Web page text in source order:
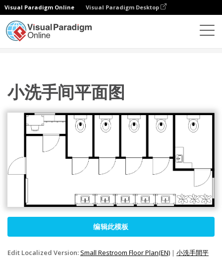
Visual Paradigm Online Visual Paradigm Desktop
小洗手间平面图
编辑此模板
Edit Localized Version: Small Restroom Floor Plan(EN) | 小洗手間平